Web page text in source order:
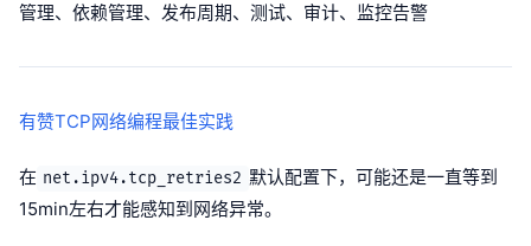
管理、依赖管理、发布周期、测试、审计、监控告警
有赞TCP网络编程最佳实践
在 net.ipv4.tcp_retries2 默认配置下，可能还是一直等到
15min左右才能感知到网络异常。